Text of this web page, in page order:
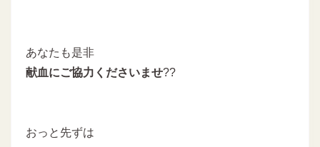
あなたも是非
献血にご協力くださいませ??
おっと先ずは